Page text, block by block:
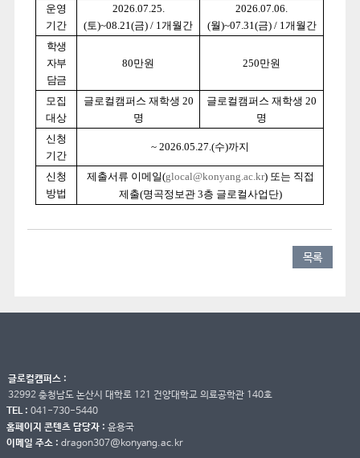
운영
기간
2026.07.25.
(토)~08.21(금) / 1개월간
2026.07.06.
(월)~07.31(금) / 1개월간
학생
자부
담금
80만원 250만원
모집
대상
글로컬캠퍼스 재학생 20
명
글로컬캠퍼스 재학생 20
명
신청
기간
~ 2026.05.27.(수)까지
신청
방법
제출서류 이메일(glocal@konyang.ac.kr) 또는 직접
제출(명곡정보관 3층 글로컬사업단)
목록
글로컬캠퍼스 :
32992 충청남도 논산시 대학로 121 건양대학교 의료공학관 140호
TEL : 041-730-5440
홈페이지 콘텐츠 담당자 : 윤용국
이메일 주소 : dragon307@konyang.ac.kr